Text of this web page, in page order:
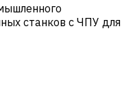
станков с ЧПУ для